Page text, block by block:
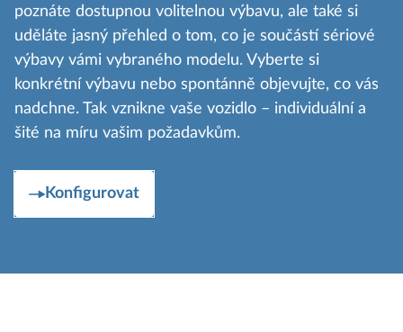
poznáte dostupnou volitelnou výbavu, ale také si
uděláte jasný přehled o tom, co je součástí sériové
výbavy vámi vybraného modelu. Vyberte si
konkrétní výbavu nebo spontánně objevujte, co vás
nadchne. Tak vznikne vaše vozidlo – individuální a
šité na míru vašim požadavkům.
Konfigurovat